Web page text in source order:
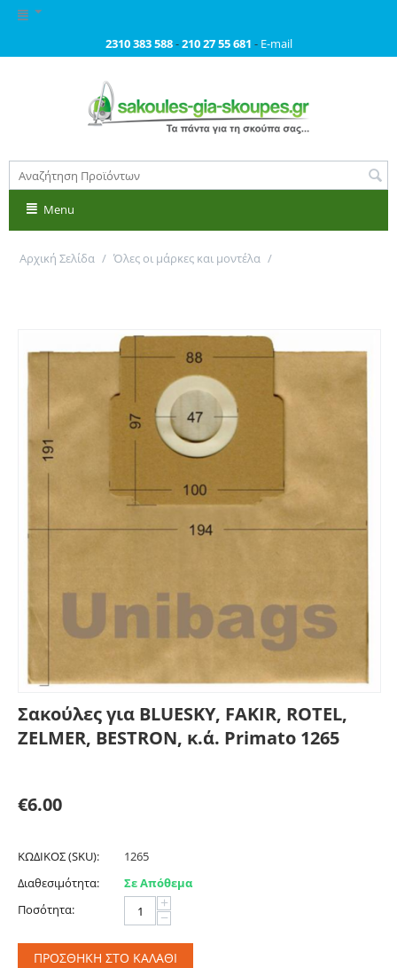
2310 383 588-210 27 55 681 - E-mail
Menu
Αρχική Σελίδα / Όλες οι μάρκες και μοντέλα /
Σακούλες για BLUESKY, FAKIR, ROTEL,
ZELMER, BESTRON, κ.ά. Primato 1265
€6.00
ΚΩΔΙΚΟΣ (SKU):
1265
Διαθεσιμότητα:
Σε Απόθεμα
Ποσότητα:
+
−
ΠΡΟΣΘΉΚΗ ΣΤΟ ΚΑΛΆΘΙ